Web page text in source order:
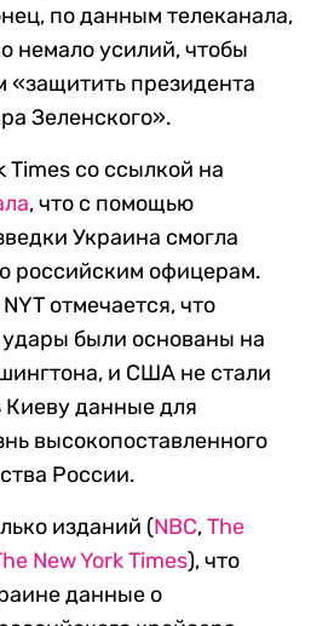
по данным телеканала,
немало усилий, чтобы
«защитить президента
Зеленского».
Times со ссылкой на
, что с помощью
Украина смогла
российским офицерам.
отмечается, что
удары были основаны на
и США не стали
Киеву данные для
высокопоставленного
России.
изданий (NBC,The
New York Times), что
данные о